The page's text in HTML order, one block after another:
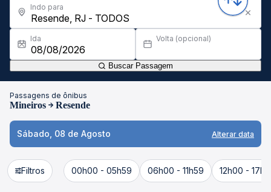
Indo para
Ida Volta (opcional)
Buscar Passagem
Passagens de ônibus
Mineiros Resende
Sábado, 08 de Agosto Alterar data
Filtros 00h00 - 05h59 06h00 - 11h59 12h00 -